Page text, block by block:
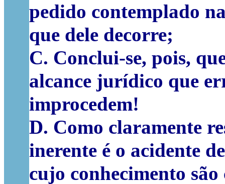
pedido contemplado
que dele decorre;
C. Conclui-se, pois,
alcance jurídico que
improcedem!
D. Como claramente
inerente é o acidente
cujo conhecimento